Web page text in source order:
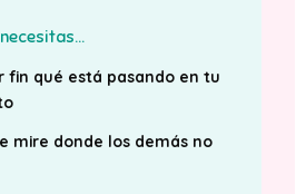
fin qué está pasando en tu
mire donde los demás no